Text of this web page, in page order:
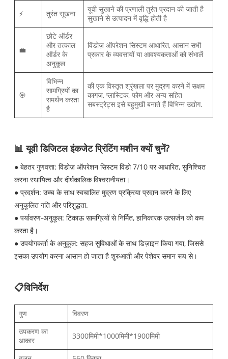
⚡ तुरंत सूखना
यूवी सुखाने की प्रणाली तुरंत प्रदान की जाती है
सुखाने से उत्पादन में वृद्धि होती है
💼
छोटे ऑर्डर
और तत्काल
ऑर्डर के
अनुकूल
विंडोज़ ऑपरेशन सिस्टम आधारित, आसान सभी
प्रकार के व्यवसायों या आवश्यकताओं को संभालें
🎯
विभिन्न
सामग्रियों का
समर्थन करता
है
की एक विस्तृत श्रृंखला पर मुद्रण करने में सक्षम
कागज, प्लास्टिक, फोम और अन्य सहित
सबस्ट्रेट्स इसे बहुमुखी बनाते हैं विभिन्न उद्योग.
📊 यूवी डिजिटल इंकजेट प्रिंटिंग मशीन क्यों चुनें?
● बेहतर गुणवत्ता: विंडोज़ ऑपरेशन सिस्टम विंडो 7/10 पर आधारित, सुनिश्चित
करना स्थायित्व और दीर्घकालिक विश्वसनीयता।
● प्रदर्शन: उच्च के साथ स्वचालित मुद्रण प्रक्रिया प्रदान करने के लिए
अनुकूलित गति और परिशुद्धता.
● पर्यावरण-अनुकूल: टिकाऊ सामग्रियों से निर्मित, हानिकारक उत्सर्जन को कम
करता है।
● उपयोगकर्ता के अनुकूल: सहज सुविधाओं के साथ डिज़ाइन किया गया, जिससे
इसका उपयोग करना आसान हो जाता है शुरुआती और पेशेवर समान रूप से।
📋विनिर्देश
गुण
विवरण
उपकरण का
आकार
3300मिमी*1000मिमी*1900मिमी